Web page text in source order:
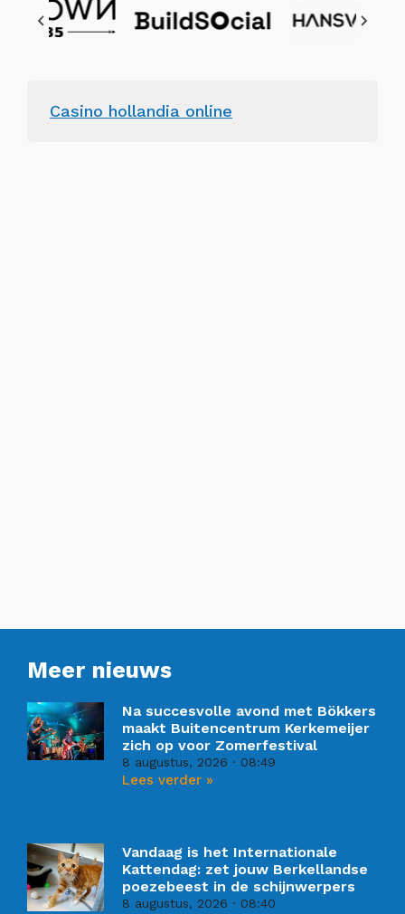
Casino hollandia online
Meer nieuws
Na succesvolle avond met Bökkers
maakt Buitencentrum Kerkemeijer
zich op voor Zomerfestival
8 augustus, 2026 08:49
Lees verder »
Vandaag is het Internationale
Kattendag: zet jouw Berkellandse
poezebeest in de schijnwerpers
8 augustus, 2026 08:40